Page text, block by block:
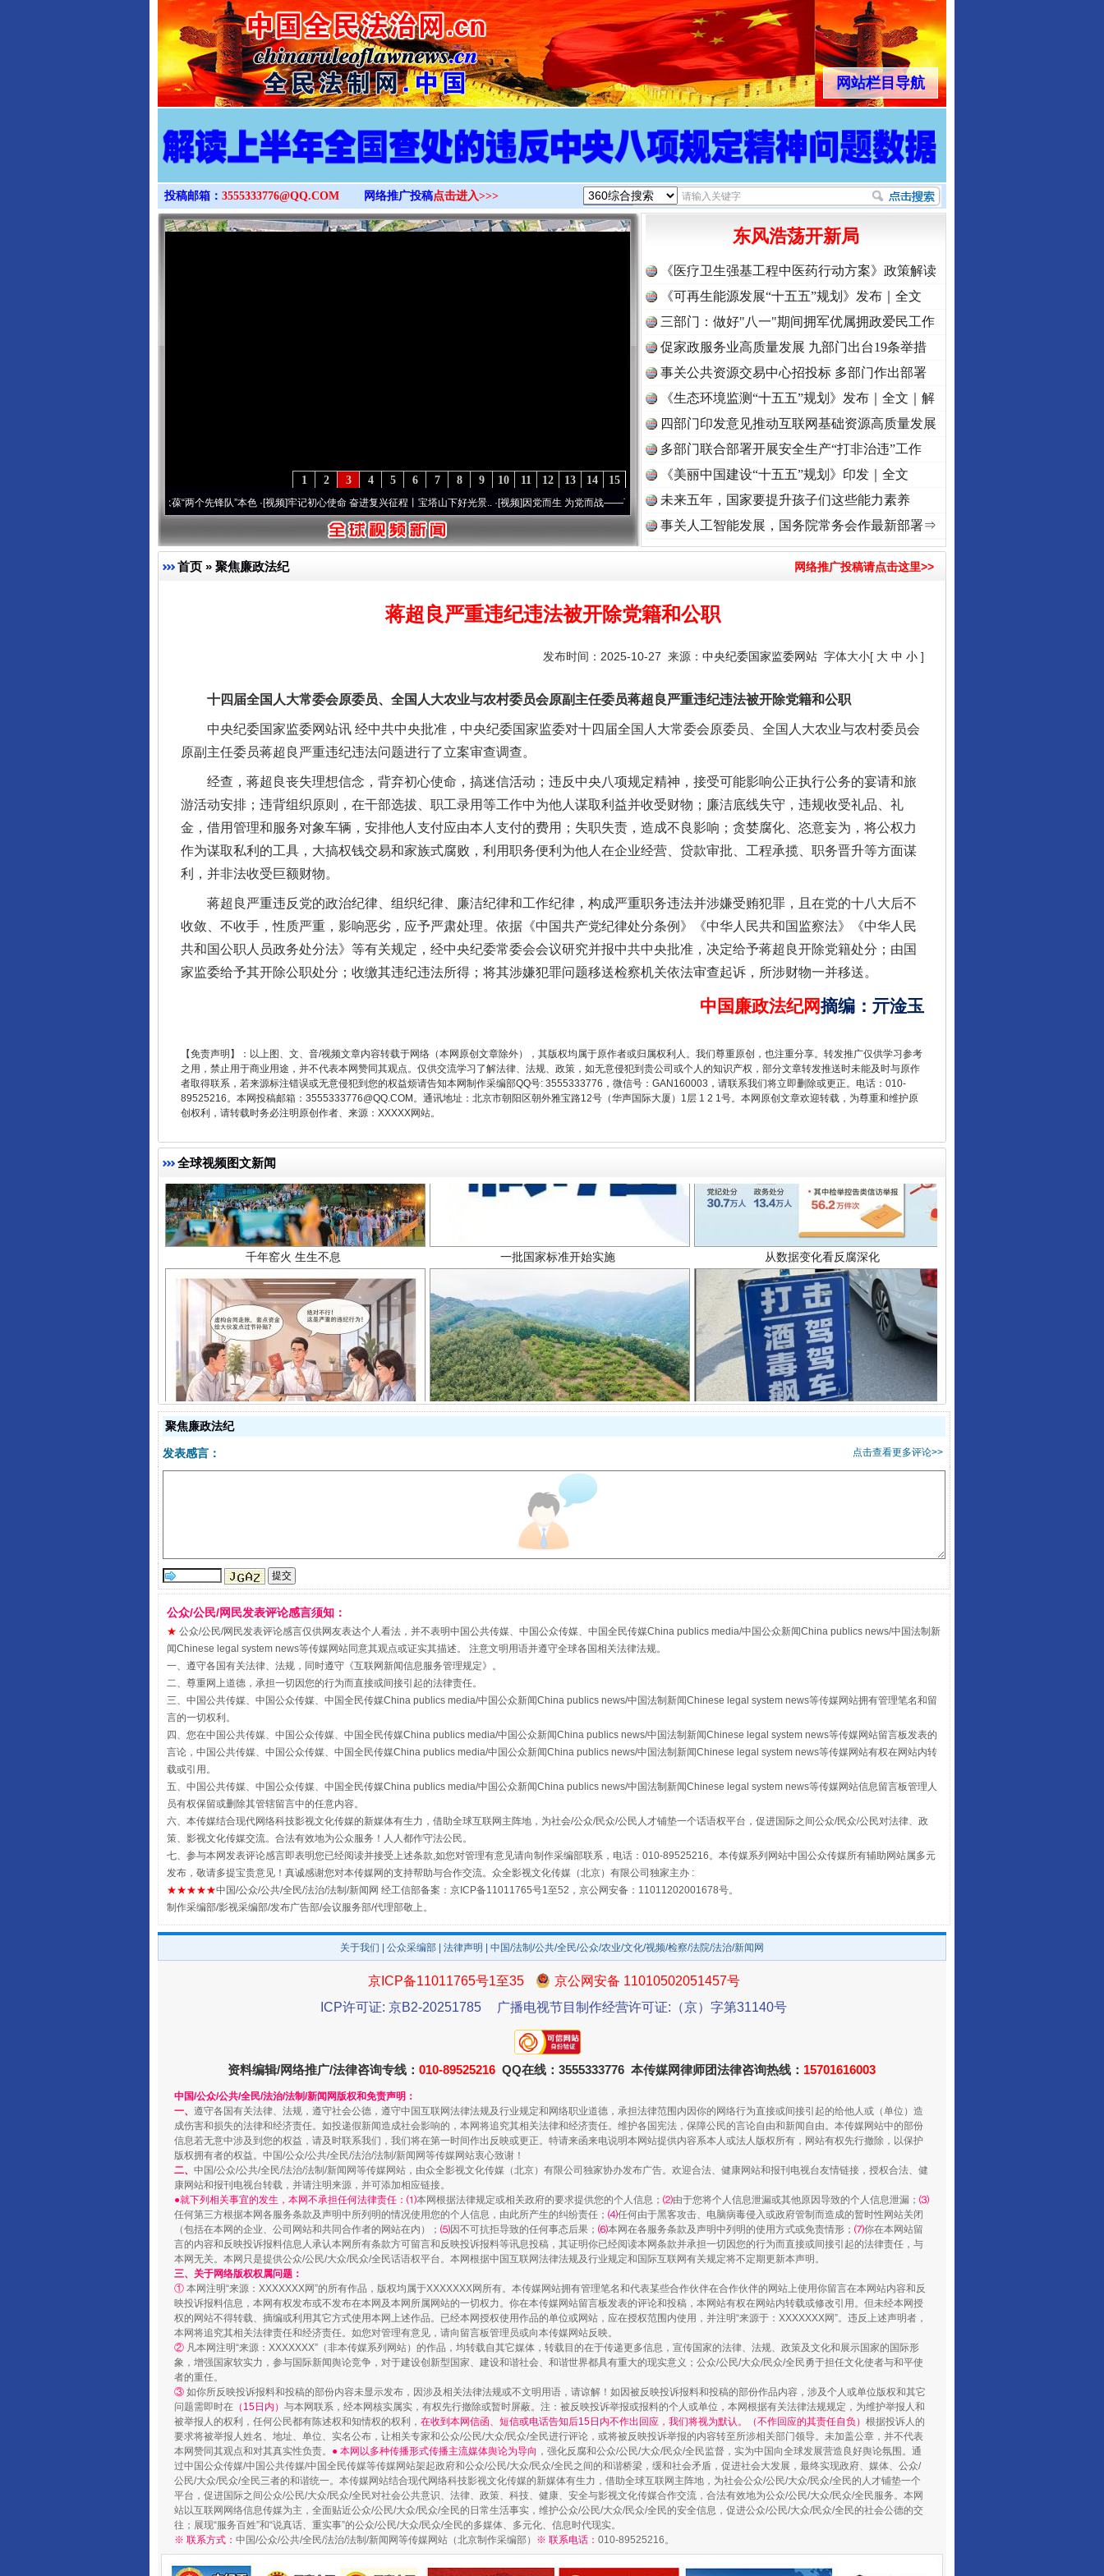
>
网站栏目导航
投稿邮箱： 3555333776@QQ.COM 网络推广投稿点击进入>>>
15
14
13
12
11
10
9
8
7
6
5
4
3
2
1
永葆“两个先锋队”本色·[视频]牢记初心使命 奋进复兴征程丨宝塔山下好光景..·[视频]因党而生 为党而战——百年“纪”事⑧加强纪律..·[视频] 牢记初心使命 奋进复兴征程丨“转折之城”激荡..
东风浩荡开新局
《医疗卫生强基工程中医药行动方案》政策解读
《可再生能源发展“十五五”规划》发布｜全文
三部门：做好"八一"期间拥军优属拥政爱民工作
促家政服务业高质量发展 九部门出台19条举措
事关公共资源交易中心招投标 多部门作出部署
《生态环境监测“十五五”规划》发布｜全文｜解
读
四部门印发意见推动互联网基础资源高质量发展
多部门联合部署开展安全生产“打非治违”工作
《美丽中国建设“十五五”规划》印发｜全文
未来五年，国家要提升孩子们这些能力素养
事关人工智能发展，国务院常务会作最新部署⇒
首页 » 聚焦廉政法纪 网络推广投稿请点击这里>>
蒋超良严重违纪违法被开除党籍和公职
发布时间：2025-10-27 来源： 中央纪委国家监委网站 字体大小[ 大 中 小 ]
十四届全国人大常委会原委员、全国人大农业与农村委员会原副主任委员蒋超良严重违纪违法被开除党籍和公职
中央纪委国家监委网站讯 经中共中央批准，中央纪委国家监委对十四届全国人大常委会原委员、全国人大农业与农村委员会
原副主任委员蒋超良严重违纪违法问题进行了立案审查调查。
经查，蒋超良丧失理想信念，背弃初心使命，搞迷信活动；违反中央八项规定精神，接受可能影响公正执行公务的宴请和旅
游活动安排；违背组织原则，在干部选拔、职工录用等工作中为他人谋取利益并收受财物；廉洁底线失守，违规收受礼品、礼
金，借用管理和服务对象车辆，安排他人支付应由本人支付的费用；失职失责，造成不良影响；贪婪腐化、恣意妄为，将公权力
作为谋取私利的工具，大搞权钱交易和家族式腐败，利用职务便利为他人在企业经营、贷款审批、工程承揽、职务晋升等方面谋
利，并非法收受巨额财物。
蒋超良严重违反党的政治纪律、组织纪律、廉洁纪律和工作纪律，构成严重职务违法并涉嫌受贿犯罪，且在党的十八大后不
收敛、不收手，性质严重，影响恶劣，应予严肃处理。依据《中国共产党纪律处分条例》《中华人民共和国监察法》《中华人民
共和国公职人员政务处分法》等有关规定，经中央纪委常委会会议研究并报中共中央批准，决定给予蒋超良开除党籍处分；由国
家监委给予其开除公职处分；收缴其违纪违法所得；将其涉嫌犯罪问题移送检察机关依法审查起诉，所涉财物一并移送。
中国廉政法纪网摘编 ： 亓淦玉
【免责声明】：以上图、文、音/视频文章内容转载于网络（本网原创文章除外），其版权均属于原作者或归属权利人。我们尊重原创，也注重分享。转发推广仅供学习参考
之用，禁止用于商业用途，并不代表本网赞同其观点。仅供交流学习了解法律、法规、政策，如无意侵犯到贵公司或个人的知识产权，部分文章转发推送时未能及时与原作
者取得联系，若来源标注错误或无意侵犯到您的权益烦请告知本网制作采编部QQ号: 3555333776，微信号：GAN160003，请联系我们将立即删除或更正。电话：010-
89525216。本网投稿邮箱：3555333776@QQ.COM。通讯地址：北京市朝阳区朝外雅宝路12号（华声国际大厦）1层 1 2 1号。本网原创文章欢迎转载，为尊重和维护原
创权利，请转载时务必注明原创作者、来源：XXXXX网站。
全球视频图文新闻
完善运行机制助力责任有效落实 一纸欠条伤亲情 巡回调解促和解..
东山县通报“牛蛙产品抗生素超标问题” 法徽映军营 权益有保障 让核能赋能千行百业
千年窑火 生生不息 一批国家标准开始实施 从数据变化看反腐深化
揭开“小金库”的免责幌子 以产业富民促振兴 酒驾未被当场查获能处罚吗
受贿1.44亿！段成刚被判无期
全民健身五年计划来了！等你上场
规模最大的光氢储一体化项目
国家大学科技园优化重塑工作
扯下公款旅游的“隐身衣” 如何以同查同治破解风腐交织难题 养老服务师职业资格制度暂行规定
聚焦廉政法纪
点击查看更多评论>>
发表感言：
公众/公民/网民发表评论感言须知：
★ 公众/公民/网民发表评论感言仅供网友表达个人看法，并不表明中国公共传媒、中国公众传媒、中国全民传媒China publics media/中国公众新闻China publics news/中国法制新
闻Chinese legal system news等传媒网站同意其观点或证实其描述。 注意文明用语并遵守全球各国相关法律法规。
一、遵守各国有关法律、法规，同时遵守《互联网新闻信息服务管理规定》。
二、尊重网上道德，承担一切因您的行为而直接或间接引起的法律责任。
三、中国公共传媒、中国公众传媒、中国全民传媒China publics media/中国公众新闻China publics news/中国法制新闻Chinese legal system news等传媒网站拥有管理笔名和留
言的一切权利。
四、您在中国公共传媒、中国公众传媒、中国全民传媒China publics media/中国公众新闻China publics news/中国法制新闻Chinese legal system news等传媒网站留言板发表的
言论，中国公共传媒、中国公众传媒、中国全民传媒China publics media/中国公众新闻China publics news/中国法制新闻Chinese legal system news等传媒网站有权在网站内转
载或引用。
五、中国公共传媒、中国公众传媒、中国全民传媒China publics media/中国公众新闻China publics news/中国法制新闻Chinese legal system news等传媒网站信息留言板管理人
员有权保留或删除其管辖留言中的任意内容。
六、本传媒结合现代网络科技影视文化传媒的新媒体有生力，借助全球互联网主阵地，为社会/公众/民众/公民人才铺垫一个话语权平台，促进国际之间公众/民众/公民对法律、政
策、影视文化传媒交流。合法有效地为公众服务！人人都作守法公民。
七、参与本网发表评论感言即表明您已经阅读并接受上述条款,如您对管理有意见请向制作采编部联系，电话：010-89525216。本传媒系列网站中国公众传媒所有辅助网站属多元
发布，敬请多提宝贵意见！真诚感谢您对本传媒网的支持帮助与合作交流。众全影视文化传媒（北京）有限公司独家主办 :
★★★★★中国/公众/公共/全民/法治/法制/新闻网 经工信部备案：京ICP备11011765号1至52，京公网安备：11011202001678号。
制作采编部/影视采编部/发布广告部/会议服务部/代理部敬上。
关于我们 公众采编部 法律声明 | 中国/法制/公共/全民/公众/农业/文化/视频/检察/法院/法治/新闻网
京ICP备11011765号1至35
京公网安备 11010502051457号
ICP许可证: 京B2-20251785
广播电视节目制作经营许可证:（京）字第31140号
资料编辑/网络推广/法律咨询专线： 010-89525216 QQ在线：3555333776 本传媒网律师团法律咨询热线： 15701616003
中国/公众/公共/全民/法治/法制/新闻网版权和免责声明：
一、 遵守各国有关法律、法规，遵守社会公德，遵守中国互联网法律法规及行业规定和网络职业道德，承担法律范围内因你的网络行为直接或间接引起的给他人或（单位）造
成伤害和损失的法律和经济责任。如投递假新闻造成社会影响的，本网将追究其相关法律和经济责任。维护各国宪法，保障公民的言论自由和新闻自由。本传媒网站中的部份
信息若无意中涉及到您的权益，请及时联系我们，我们将在第一时间作出反映或更正。特请来函来电说明本网站提供内容系本人或法人版权所有，网站有权先行撤除，以保护
版权拥有者的权益。中国/公众/公共/全民/法治/法制/新闻网等传媒网站衷心致谢！
二、 中国/公众/公共/全民/法治/法制/新闻网等传媒网站，由众全影视文化传媒（北京）有限公司独家协办发布广告。欢迎合法、健康网站和报刊电视台友情链接，授权合法、健
康网站和报刊电视台转载，并请注明来源，并可添加相应链接。
●就下列相关事宜的发生，本网不承担任何法律责任：⑴本网根据法律规定或相关政府的要求提供您的个人信息； ⑵由于您将个人信息泄漏或其他原因导致的个人信息泄漏； ⑶
任何第三方根据本网各服务条款及声明中所列明的情况使用您的个人信息，由此所产生的纠纷责任； ⑷任何由于黑客攻击、电脑病毒侵入或政府管制而造成的暂时性网站关闭
（包括在本网的企业、公司网站和共同合作者的网站在内）； ⑸因不可抗拒导致的任何事态后果； ⑹本网在各服务条款及声明中列明的使用方式或免责情形； ⑺你在本网站留
言的内容和反映投诉报料信息人承认本网所有条款方可留言和反映投诉报料等讯息投稿，其证明你已经阅读本网条款并承担一切因您的行为而直接或间接引起的法律责任，与
本网无关。本网只是提供公众/公民/大众/民众/全民话语权平台。本网根据中国互联网法律法规及行业规定和国际互联网有关规定将不定期更新本声明。
三、关于网络版权权属问题：
① 本网注明“来源：XXXXXXX网”的所有作品，版权均属于XXXXXXX网所有。本传媒网站拥有管理笔名和代表某些合作伙伴在合作伙伴的网站上使用你留言在本网站内容和反
映投诉报料信息，本网有权发布或不发布在本网及本网所属网站的一切权力。你在本传媒网站留言板发表的评论和投稿，本网站有权在网站内转载或修改引用。但未经本网授
权的网站不得转载、摘编或利用其它方式使用本网上述作品。已经本网授权使用作品的单位或网站，应在授权范围内使用，并注明“来源于：XXXXXXX网”。违反上述声明者，
本网将追究其相关法律责任和经济责任。如您对管理有意见，请向留言板管理员或向本传媒网站反映。
② 凡本网注明“来源：XXXXXXX”（非本传媒系列网站）的作品，均转载自其它媒体，转载目的在于传递更多信息，宣传国家的法律、法规、政策及文化和展示国家的国际形
象，增强国家软实力，参与国际新闻舆论竞争，对于建设创新型国家、建设和谐社会、和谐世界都具有重大的现实意义；公众/公民/大众/民众/全民勇于担任文化使者与和平使
者的重任。
③ 如你所反映投诉报料和投稿的部份内容未显示发布，因涉及相关法律法规或不文明用语，请谅解！如因被反映投诉报料和投稿的部份作品内容，涉及个人或单位版权和其它
问题需即时在 （15日内） 与本网联系，经本网核实属实，有权先行撤除或暂时屏蔽。注：被反映投诉举报或报料的个人或单位，本网根据有关法律法规规定，为维护举报人和
被举报人的权利，任何公民都有陈述权和知情权的权利， 在收到本网信函、短信或电话告知后15日内不作出回应，我们将视为默认。（不作回应的其责任自负） 根据投诉人的
要求将被举报人姓名、地址、单位、实名公布，让相关专家和公众/公民/大众/民众/全民进行评论，或将被反映投诉举报的内容转至所涉相关部门领导。未加盖公章，并不代表
本网赞同其观点和对其真实性负责。 ● 本网以多种传播形式传播主流媒体舆论为导向 ，强化反腐和公众/公民/大众/民众/全民监督，实为中国向全球发展营造良好舆论氛围。通
过中国公众传媒/中国公共传媒/中国全民传媒等传媒网站架起政府和公众/公民/大众/民众/全民之间的和谐桥梁，缓和社会矛盾，促进社会大发展，最终实现政府、媒体、公众/
公民/大众/民众/全民三者的和谐统一。本传媒网站结合现代网络科技影视文化传媒的新媒体有生力，借助全球互联网主阵地，为社会公众/公民/大众/民众/全民的人才铺垫一个
平台，促进国际之间公众/公民/大众/民众/全民对社会公共意识、法律、政策、科技、健康、安全与影视文化传媒合作交流，合法有效地为公众/公民/大众/民众/全民服务。本网
站以互联网网络信息传媒为主，全面贴近公众/公民/大众/民众/全民的日常生活事实，维护公众/公民/大众/民众/全民的安全信息，促进公众/公民/大众/民众/全民的社会公德的交
往；展现“服务百姓”和“说真话、重实事”的公众/公民/大众/民众/全民的多媒体、多元化、信息时代现实。
※ 联系方式： 中国/公众/公共/全民/法治/法制/新闻网等传媒网站（北京制作采编部） ※ 联系电话： 010-89525216。